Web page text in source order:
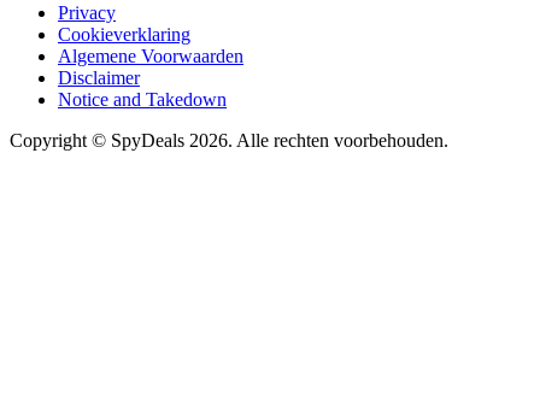
Privacy
Cookieverklaring
Algemene Voorwaarden
Disclaimer
Notice and Takedown
Copyright © SpyDeals 2026. Alle rechten voorbehouden.